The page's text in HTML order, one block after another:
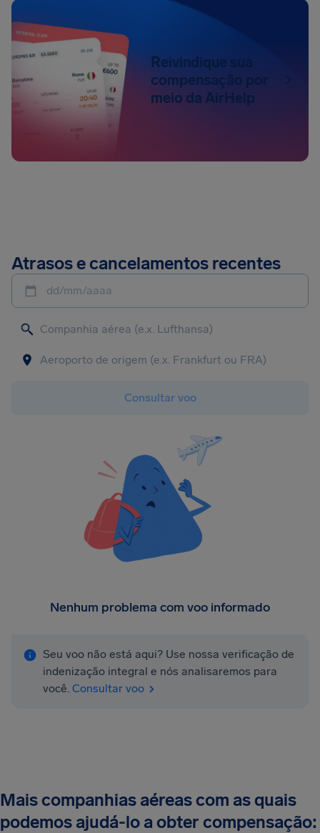
Reivindique sua
compensação por
meio da AirHelp
Atrasos e cancelamentos recentes
dd/mm/aaaa
Consultar voo
Nenhum problema com voo informado
Seu voo não está aqui? Use nossa verificação de
indenização integral e nós analisaremos para
você. Consultar voo
Mais companhias aéreas com as quais
podemos ajudá-lo a obter compensação: